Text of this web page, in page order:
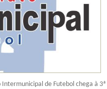
de Futebol chega à